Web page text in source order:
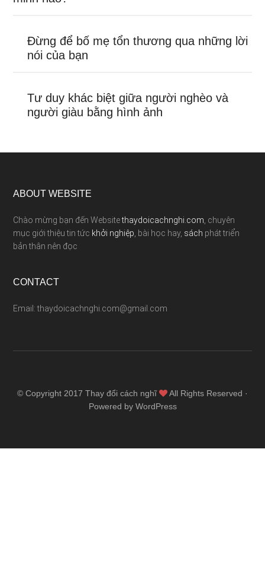
Đừng để bố mẹ tổn thương qua những lời
nói của bạn
Tư duy khác biệt giữa người nghèo và
người giàu bằng hình ảnh
ABOUT WEBSITE
Chào mừng bạn đến Websitethaydoicachnghi.com , chuyên
mục giới thiệu tin tức khởi nghiệp , bài học hay, sách phát triển
bản thân nên đọc
CONTACT
Email: thaydoicachnghi.com@gmail.com
© Copyright 2017 Thay đổi cách nghĩ
All Rights Reserved ·
Powered by WordPress